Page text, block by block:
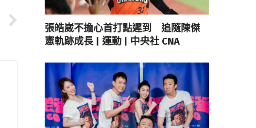
張皓崴不擔心首打點遲到 追隨陳傑
憲軌跡成長 | 運動 | 中央社 CNA